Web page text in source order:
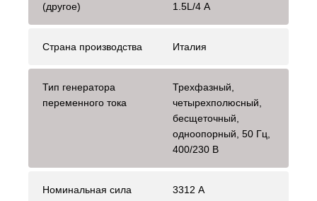
(другое)
1.5L/4 A
Страна производства Италия
Тип генератора
переменного тока
Трехфазный,
четырехполюсный,
бесщеточный,
одноопорный, 50 Гц,
400/230 В
Номинальная сила
3312 A